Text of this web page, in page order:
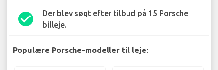
check_circle
Der blev søgt efter tilbud på 15 Porsche
billeje.
Populære Porsche-modeller til leje: